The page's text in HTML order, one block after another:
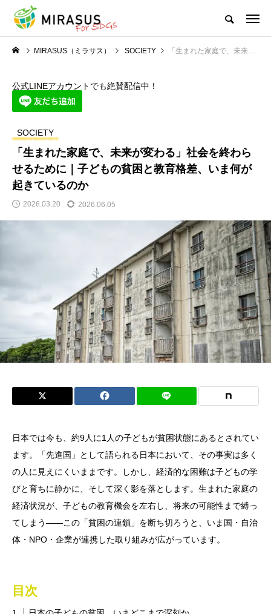
MIRASUS（ミラサス） SOCIETY 「生まれた家庭で、未来が変わる」社会を終わらせるために｜子どもの貧困と教育格差、いま何が起きているのか
公式LINEアカウントでも絶賛配信中！
SOCIETY
「生まれた家庭で、未来が変わる」社会を終わら
せるために｜子どもの貧困と教育格差、いま何が
起きているのか
2026.03.20 2026.06.05
日本では今も、約9人に1人の子どもが貧困状態にあるとされてい
ます。「先進国」として語られる日本において、その事実は多く
の人に見えにくいままです。しかし、経済的な困難は子どもの学
びと育ちに静かに、そして深く影を落とします。生まれた家庭の
経済状況が、子どもの教育機会を左右し、将来の可能性まで縛っ
てしまう——この「貧困の連鎖」を断ち切ろうと、いま国・自治
体・NPO・企業が連携した取り組みが広がっています。
目次